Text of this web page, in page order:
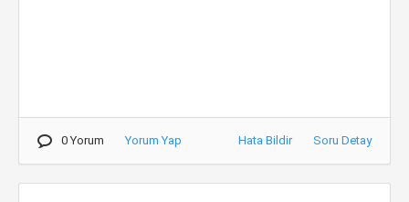
0 Yorum Yorum Yap Hata Bildir Soru Detay